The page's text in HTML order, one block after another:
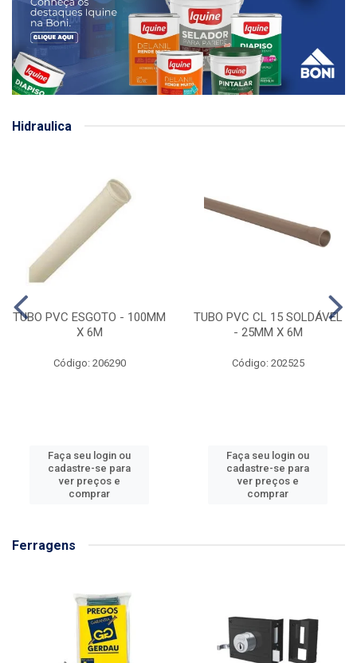
Hidraulica
TUBO PVC ESGOTO - 100MM
X 6M
Código: 206290
Faça seu login ou
cadastre-se para
ver preços e
comprar
TUBO PVC CL 15 SOLDÁVEL
- 25MM X 6M
Código: 202525
Faça seu login ou
cadastre-se para
ver preços e
comprar
Ferragens